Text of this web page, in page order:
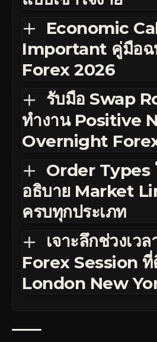
Economic
Important คู่มือ
Forex 2026
รับมือ Swap
ทำงาน Positive
Overnight
Order Types
อธิบาย Market
ครบทุกประเภท
เจาะลึกช่วงเวล
Forex Session
London New